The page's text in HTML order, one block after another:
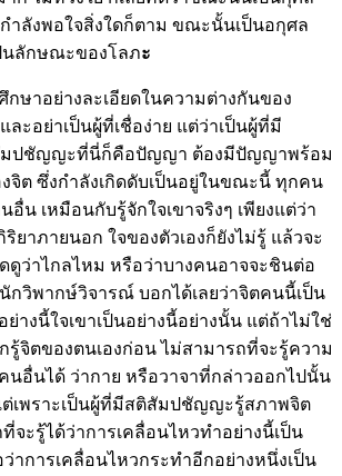
ำลังพอใจสิ่งใดก็ตาม ขณะนั้นเป็นอกุศล
นลักษณะของโลภะ
กษาอย่างละเอียดในความต่างกันของ
ะอย่าเป็นผู้ที่เชื่อง่าย แต่ว่าเป็นผู้ที่มี
ปชัญญะที่นี่ก็คือปัญญา ต้องมีปัญญาพร้อม
จิต ซึ่งกำลังเกิดดับเป็นอยู่ในขณะนี้ ทุกคน
อื่น เหมือนกับรู้จักใจเขาจริงๆ เพียงแต่ว่า
ริยาภายนอก ใจของตัวเองก็ยังไม่รู้ แล้วจะ
ดูว่าไกลไหม หรือว่าบางคนอาจจะชินต่อ
นักวิพากษ์วิจารณ์ บอกได้เลยว่าจิตคนนี้เป็น
างนี้ใจเขาเป็นอย่างนี้อย่างนั้น แต่ถ้าไม่ใช่
รู้จิตของตนเองก่อน ไม่สามารถที่จะรู้ความ
นอื่นได้ ว่ากาย หรือวาจาที่กล่าวออกไปนั้น
ต่เพราะเป็นผู้ที่มีสติสัมปชัญญะรู้สภาพจิต
จะรู้ได้ว่าการเคลื่อนไหวทำอย่างนี้เป็น
าการเคลื่อนไหวกระทำอีกอย่างหนึ่งเป็น